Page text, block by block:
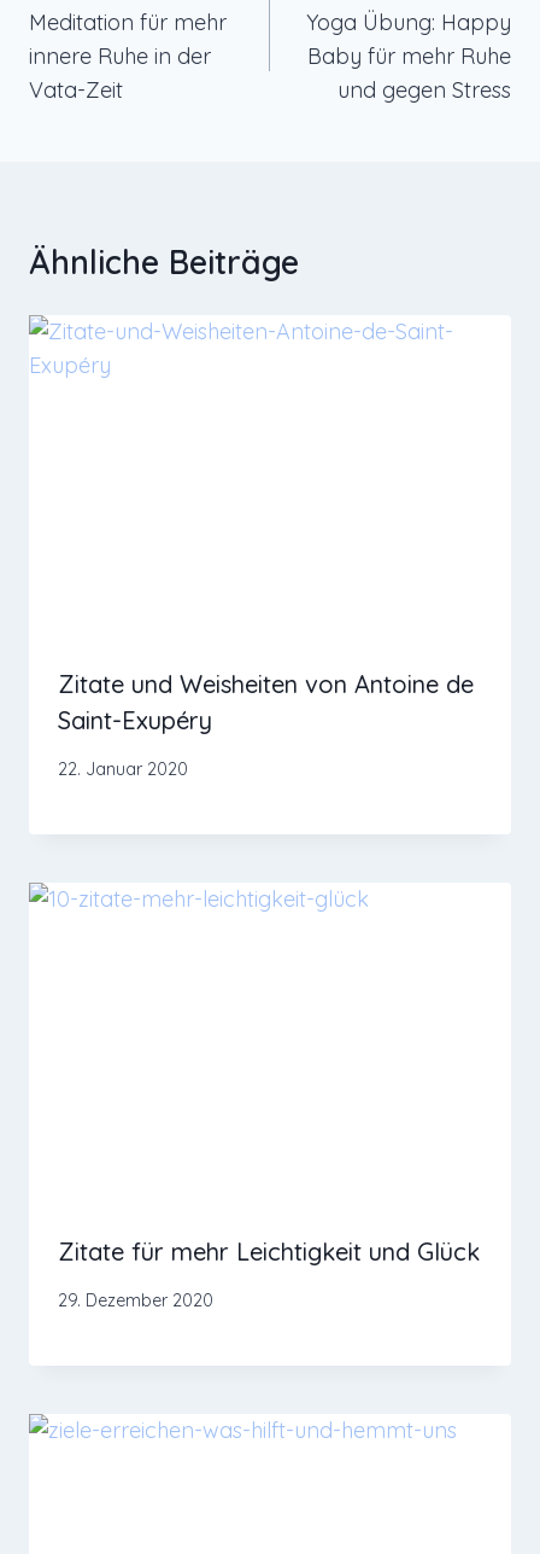
Meditation für mehr
innere Ruhe in der
Vata-Zeit
Yoga Übung: Happy
Baby für mehr Ruhe
und gegen Stress
Ähnliche Beiträge
Zitate und Weisheiten von Antoine de
Saint-Exupéry
22. Januar 2020
Zitate für mehr Leichtigkeit und Glück
29. Dezember 2020